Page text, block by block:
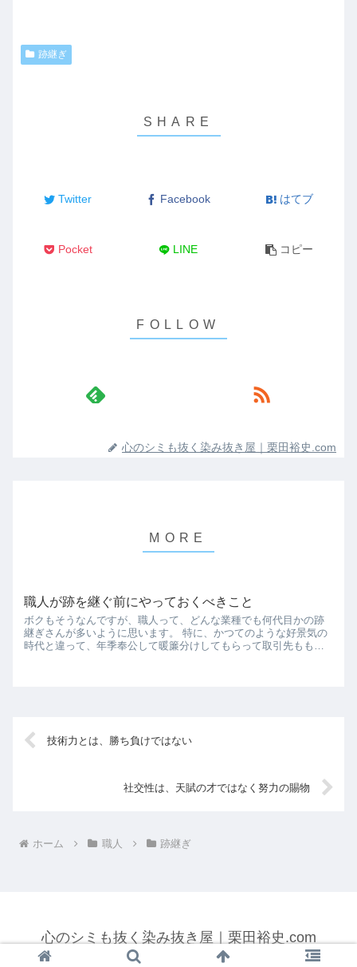
跡継ぎ
Twitter Facebook はてブ
Pocket LINE コピー
心のシミも抜く染み抜き屋｜栗田裕史.com
職人が跡を継ぐ前にやっておくべきこと
ボクもそうなんですが、職人って、どんな業種でも何代目かの跡
継ぎさんが多いように思います。 特に、かつてのような好景気の
時代と違って、年季奉公して暖簾分けしてもらって取引先ももら
技術力とは、勝ち負けではない
社交性は、天賦の才ではなく努力の賜物
ホーム 職人 跡継ぎ
心のシミも抜く染み抜き屋｜栗田裕史.com
© 2015 心のシミも抜く染み抜き屋｜栗田裕史.com.